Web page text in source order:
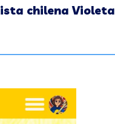
chilena Violeta